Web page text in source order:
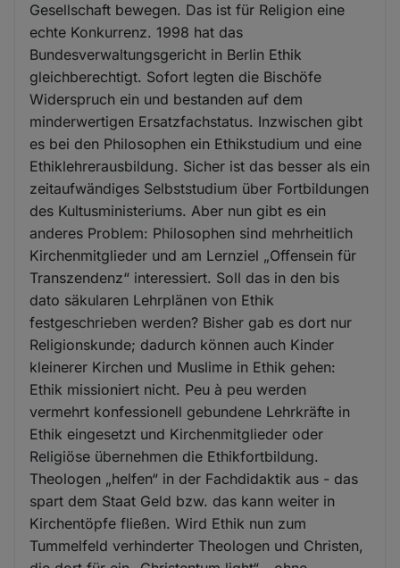
Gesellschaft bewegen. Das ist für Religion eine
echte Konkurrenz. 1998 hat das
Bundesverwaltungsgericht in Berlin Ethik
gleichberechtigt. Sofort legten die Bischöfe
Widerspruch ein und bestanden auf dem
minderwertigen Ersatzfachstatus. Inzwischen gibt
es bei den Philosophen ein Ethikstudium und eine
Ethiklehrerausbildung. Sicher ist das besser als ein
zeitaufwändiges Selbststudium über Fortbildungen
des Kultusministeriums. Aber nun gibt es ein
anderes Problem: Philosophen sind mehrheitlich
Kirchenmitglieder und am Lernziel „Offensein für
Transzendenz“ interessiert. Soll das in den bis
dato säkularen Lehrplänen von Ethik
festgeschrieben werden? Bisher gab es dort nur
Religionskunde; dadurch können auch Kinder
kleinerer Kirchen und Muslime in Ethik gehen:
Ethik missioniert nicht. Peu à peu werden
vermehrt konfessionell gebundene Lehrkräfte in
Ethik eingesetzt und Kirchenmitglieder oder
Religiöse übernehmen die Ethikfortbildung.
Theologen „helfen“ in der Fachdidaktik aus - das
spart dem Staat Geld bzw. das kann weiter in
Kirchentöpfe fließen. Wird Ethik nun zum
Tummelfeld verhinderter Theologen und Christen,